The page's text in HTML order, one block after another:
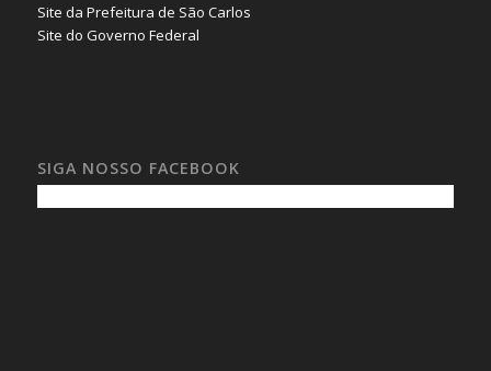
Site da Prefeitura de São Carlos
Site do Governo Federal
SIGA NOSSO FACEBOOK